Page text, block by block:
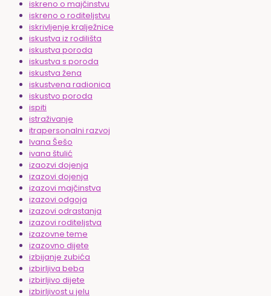
iskreno o majčinstvu
iskreno o roditeljstvu
iskrivljenje kralježnice
iskustva iz rodilišta
iskustva poroda
iskustva s poroda
iskustva žena
iskustvena radionica
iskustvo poroda
ispiti
istraživanje
itrapersonalni razvoj
Ivana Šešo
ivana štulić
izaozvi dojenja
izazovi dojenja
izazovi majčinstva
izazovi odgoja
izazovi odrastanja
izazovi roditeljstva
izazovne teme
izazovno dijete
izbijanje zubića
izbirljiva beba
izbirljivo dijete
izbirljivost u jelu